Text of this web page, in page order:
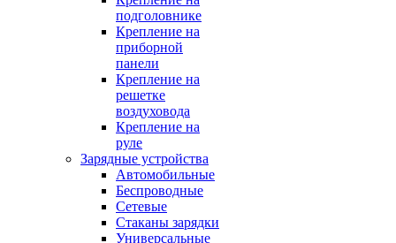
подголовнике
Крепление на
приборной
панели
Крепление на
решетке
воздуховода
Крепление на
руле
Зарядные устройства
Автомобильные
Беспроводные
Сетевые
Стаканы зарядки
Универсальные